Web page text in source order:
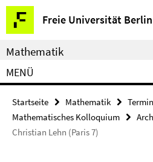
Springe
direkt
zu
Inhalt
Freie Universität Berlin
Service-
Navigation
Mathematik
MENÜ
Startseite Mathematik
Mathematisches Kolloquium
Christian Lehn (Paris 7)